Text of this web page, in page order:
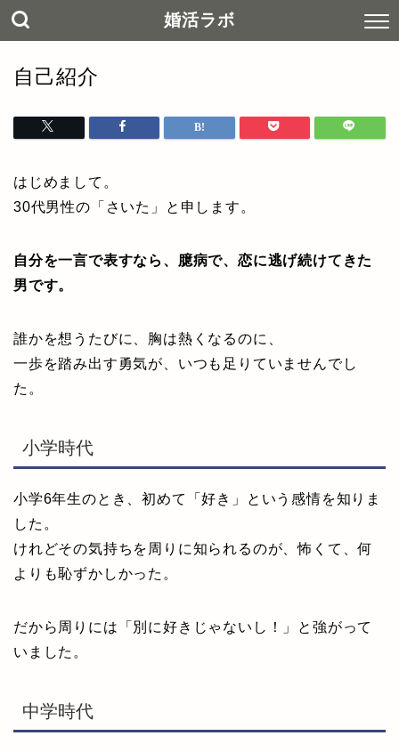
婚活ラボ
自己紹介
はじめまして。
30代男性の「さいた」と申します。
自分を一言で表すなら、臆病で、恋に逃げ続けてきた
男です。
誰かを想うたびに、胸は熱くなるのに、
一歩を踏み出す勇気が、いつも足りていませんでし
た。
小学時代
小学6年生のとき、初めて「好き」という感情を知りま
した。
けれどその気持ちを周りに知られるのが、怖くて、何
よりも恥ずかしかった。
だから周りには「別に好きじゃないし！」と強がって
いました。
中学時代